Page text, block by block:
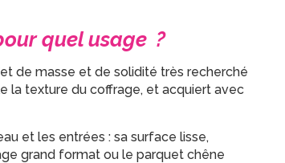
quel usage ?
de masse et de solidité très recherché
la texture du coffrage, et acquiert avec
et les entrées : sa surface lisse,
grand format ou le parquet chêne